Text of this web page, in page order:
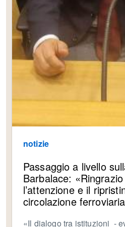
notizie
Passaggio a livello
Barbalace:
l’attenzione e il
circolazione
«Il dialogo tra istituzioni -